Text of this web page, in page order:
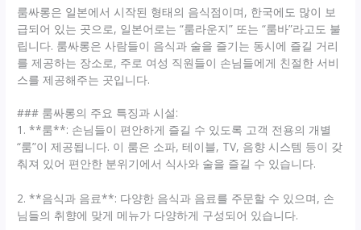
룸싸롱은 일본에서 시작된 형태의 음식점이며, 한국에도 많이 보
급되어 있는 곳으로, 일본어로는 “룸라운지” 또는 “룸바”라고도 불
립니다. 룸싸롱은 사람들이 음식과 술을 즐기는 동시에 즐길 거리
를 제공하는 장소로, 주로 여성 직원들이 손님들에게 친절한 서비
스를 제공해주는 곳입니다.
### 룸싸롱의 주요 특징과 시설:
1. **룸**: 손님들이 편안하게 즐길 수 있도록 고객 전용의 개별
“룸”이 제공됩니다. 이 룸은 소파, 테이블, TV, 음향 시스템 등이 갖
춰져 있어 편안한 분위기에서 식사와 술을 즐길 수 있습니다.
2. **음식과 음료**: 다양한 음식과 음료를 주문할 수 있으며, 손
님들의 취향에 맞게 메뉴가 다양하게 구성되어 있습니다.